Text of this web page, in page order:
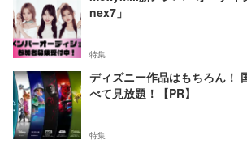
nex7」
特集
ディズニー作品はもちろん！
べて見放題！【PR】
特集